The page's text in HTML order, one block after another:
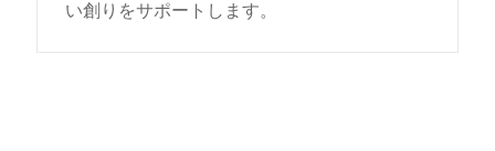
い創りをサポートします。